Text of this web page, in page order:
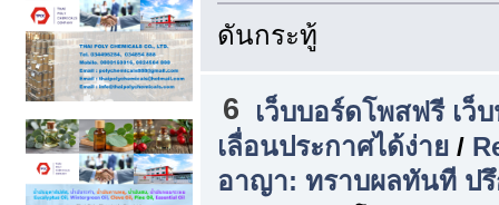
ดันกระทู้
6
เว็บบอร์ดโพสฟรี เว็
เลื่อนประกาศได้ง่าย/
อาญา: ทราบผลทันที ปรึ